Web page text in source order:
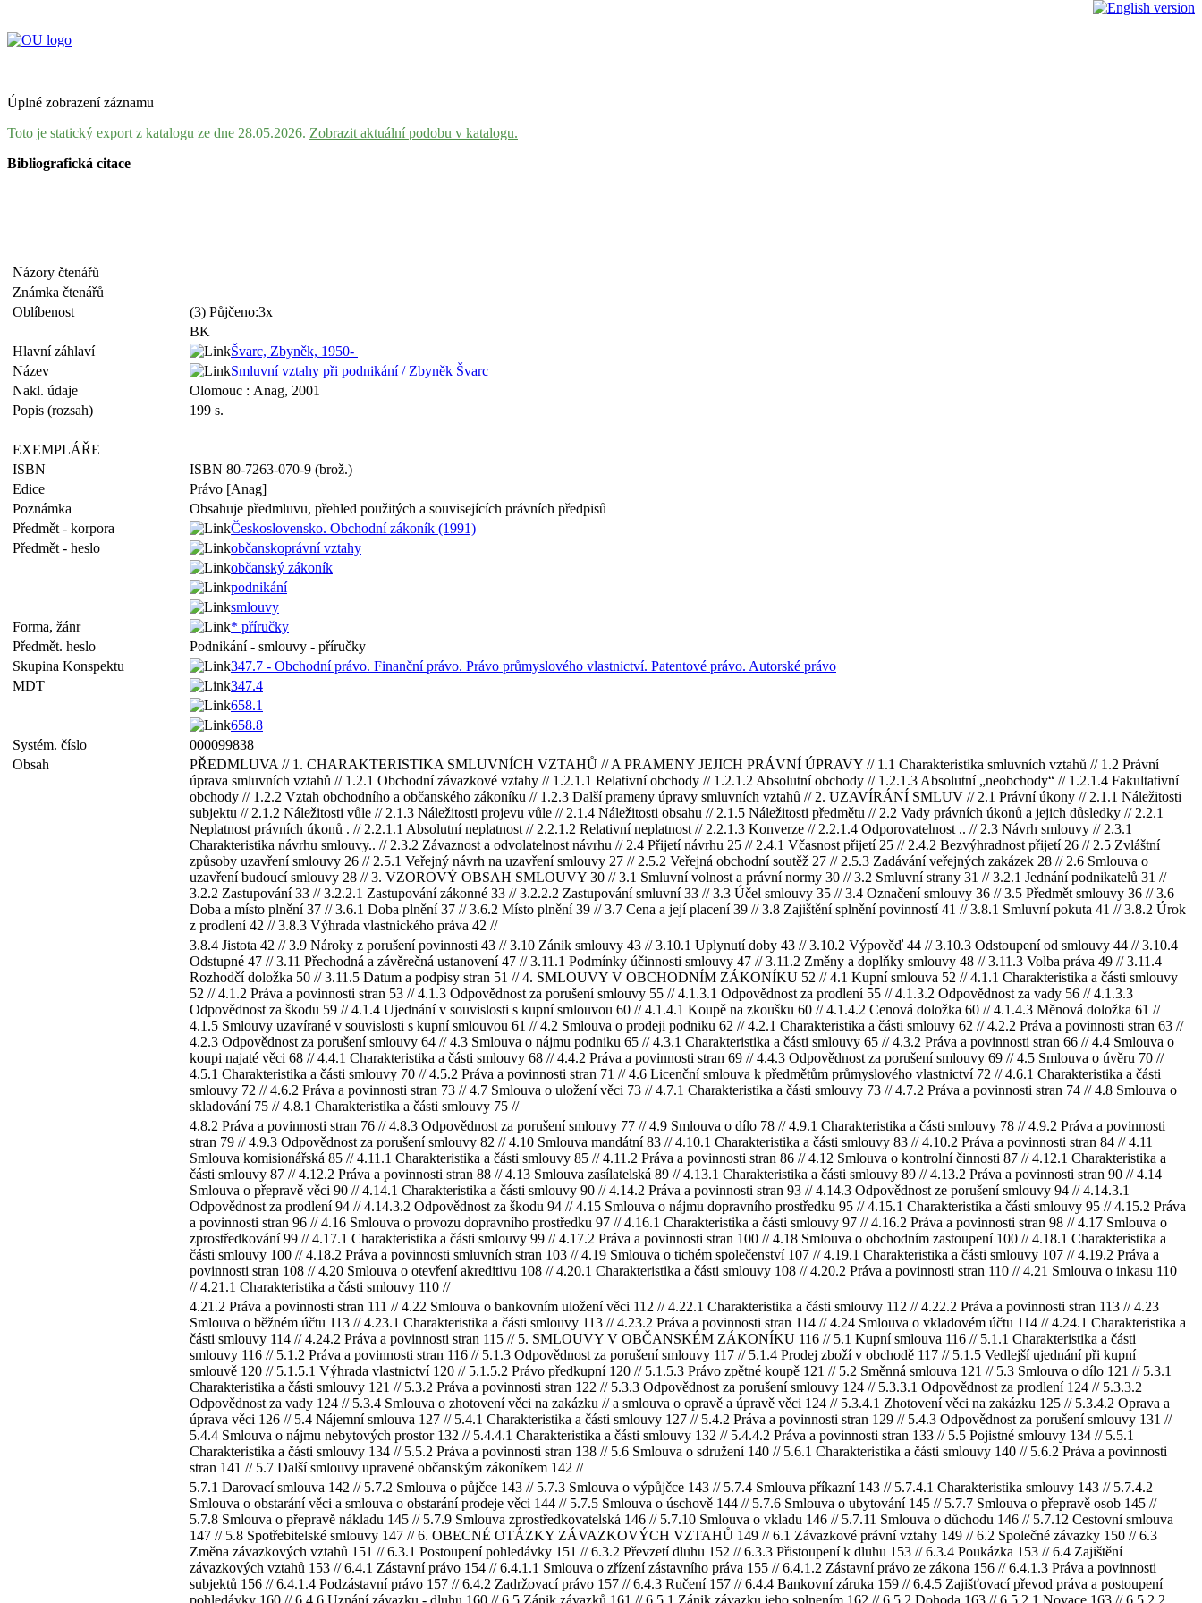
Úplné zobrazení záznamu
Toto je statický export z katalogu ze dne 28.05.2026. Zobrazit aktuální podobu v katalogu.
Bibliografická citace
Názory čtenářů
Známka čtenářů
Oblíbenost
(3) Půjčeno:3x
BK
Hlavní záhlaví
Švarc, Zbyněk, 1950-
Název
Smluvní vztahy při podnikání / Zbyněk Švarc
Nakl. údaje
Olomouc : Anag, 2001
Popis (rozsah)
199 s.
EXEMPLÁŘE
ISBN
ISBN 80-7263-070-9 (brož.)
Edice
Právo [Anag]
Poznámka
Obsahuje předmluvu, přehled použitých a souvisejících právních předpisů
Předmět - korpora
Československo. Obchodní zákoník (1991)
Předmět - heslo
občanskoprávní vztahy
občanský zákoník
podnikání
smlouvy
Forma, žánr
* příručky
Předmět. heslo
Podnikání - smlouvy - příručky
Skupina Konspektu
347.7 - Obchodní právo. Finanční právo. Právo průmyslového vlastnictví. Patentové právo. Autorské právo
MDT
347.4
658.1
658.8
Systém. číslo
000099838
Obsah
PŘEDMLUVA // 1. CHARAKTERISTIKA SMLUVNÍCH VZTAHŮ // A PRAMENY JEJICH PRÁVNÍ ÚPRAVY // 1.1 Charakteristika smluvních vztahů // 1.2 Právní
úprava smluvních vztahů // 1.2.1 Obchodní závazkové vztahy // 1.2.1.1 Relativní obchody // 1.2.1.2 Absolutní obchody // 1.2.1.3 Absolutní „neobchody“ // 1.2.1.4 Fakultativní
obchody // 1.2.2 Vztah obchodního a občanského zákoníku // 1.2.3 Další prameny úpravy smluvních vztahů // 2. UZAVÍRÁNÍ SMLUV // 2.1 Právní úkony // 2.1.1 Náležitosti
subjektu // 2.1.2 Náležitosti vůle // 2.1.3 Náležitosti projevu vůle // 2.1.4 Náležitosti obsahu // 2.1.5 Náležitosti předmětu // 2.2 Vady právních úkonů a jejich důsledky // 2.2.1
Neplatnost právních úkonů . // 2.2.1.1 Absolutní neplatnost // 2.2.1.2 Relativní neplatnost // 2.2.1.3 Konverze // 2.2.1.4 Odporovatelnost .. // 2.3 Návrh smlouvy // 2.3.1
Charakteristika návrhu smlouvy.. // 2.3.2 Závaznost a odvolatelnost návrhu // 2.4 Přijetí návrhu 25 // 2.4.1 Včasnost přijetí 25 // 2.4.2 Bezvýhradnost přijetí 26 // 2.5 Zvláštní
způsoby uzavření smlouvy 26 // 2.5.1 Veřejný návrh na uzavření smlouvy 27 // 2.5.2 Veřejná obchodní soutěž 27 // 2.5.3 Zadávání veřejných zakázek 28 // 2.6 Smlouva o
uzavření budoucí smlouvy 28 // 3. VZOROVÝ OBSAH SMLOUVY 30 // 3.1 Smluvní volnost a právní normy 30 // 3.2 Smluvní strany 31 // 3.2.1 Jednání podnikatelů 31 //
3.2.2 Zastupování 33 // 3.2.2.1 Zastupování zákonné 33 // 3.2.2.2 Zastupování smluvní 33 // 3.3 Účel smlouvy 35 // 3.4 Označení smlouvy 36 // 3.5 Předmět smlouvy 36 // 3.6
Doba a místo plnění 37 // 3.6.1 Doba plnění 37 // 3.6.2 Místo plnění 39 // 3.7 Cena a její placení 39 // 3.8 Zajištění splnění povinností 41 // 3.8.1 Smluvní pokuta 41 // 3.8.2 Úrok
z prodlení 42 // 3.8.3 Výhrada vlastnického práva 42 //
3.8.4 Jistota 42 // 3.9 Nároky z porušení povinnosti 43 // 3.10 Zánik smlouvy 43 // 3.10.1 Uplynutí doby 43 // 3.10.2 Výpověď 44 // 3.10.3 Odstoupení od smlouvy 44 // 3.10.4
Odstupné 47 // 3.11 Přechodná a závěrečná ustanovení 47 // 3.11.1 Podmínky účinnosti smlouvy 47 // 3.11.2 Změny a doplňky smlouvy 48 // 3.11.3 Volba práva 49 // 3.11.4
Rozhodčí doložka 50 // 3.11.5 Datum a podpisy stran 51 // 4. SMLOUVY V OBCHODNÍM ZÁKONÍKU 52 // 4.1 Kupní smlouva 52 // 4.1.1 Charakteristika a části smlouvy
52 // 4.1.2 Práva a povinnosti stran 53 // 4.1.3 Odpovědnost za porušení smlouvy 55 // 4.1.3.1 Odpovědnost za prodlení 55 // 4.1.3.2 Odpovědnost za vady 56 // 4.1.3.3
Odpovědnost za škodu 59 // 4.1.4 Ujednání v souvislosti s kupní smlouvou 60 // 4.1.4.1 Koupě na zkoušku 60 // 4.1.4.2 Cenová doložka 60 // 4.1.4.3 Měnová doložka 61 //
4.1.5 Smlouvy uzavírané v souvislosti s kupní smlouvou 61 // 4.2 Smlouva o prodeji podniku 62 // 4.2.1 Charakteristika a části smlouvy 62 // 4.2.2 Práva a povinnosti stran 63 //
4.2.3 Odpovědnost za porušení smlouvy 64 // 4.3 Smlouva o nájmu podniku 65 // 4.3.1 Charakteristika a části smlouvy 65 // 4.3.2 Práva a povinnosti stran 66 // 4.4 Smlouva o
koupi najaté věci 68 // 4.4.1 Charakteristika a části smlouvy 68 // 4.4.2 Práva a povinnosti stran 69 // 4.4.3 Odpovědnost za porušení smlouvy 69 // 4.5 Smlouva o úvěru 70 //
4.5.1 Charakteristika a části smlouvy 70 // 4.5.2 Práva a povinnosti stran 71 // 4.6 Licenční smlouva k předmětům průmyslového vlastnictví 72 // 4.6.1 Charakteristika a části
smlouvy 72 // 4.6.2 Práva a povinnosti stran 73 // 4.7 Smlouva o uložení věci 73 // 4.7.1 Charakteristika a části smlouvy 73 // 4.7.2 Práva a povinnosti stran 74 // 4.8 Smlouva o
skladování 75 // 4.8.1 Charakteristika a části smlouvy 75 //
4.8.2 Práva a povinnosti stran 76 // 4.8.3 Odpovědnost za porušení smlouvy 77 // 4.9 Smlouva o dílo 78 // 4.9.1 Charakteristika a části smlouvy 78 // 4.9.2 Práva a povinnosti
stran 79 // 4.9.3 Odpovědnost za porušení smlouvy 82 // 4.10 Smlouva mandátní 83 // 4.10.1 Charakteristika a části smlouvy 83 // 4.10.2 Práva a povinnosti stran 84 // 4.11
Smlouva komisionářská 85 // 4.11.1 Charakteristika a části smlouvy 85 // 4.11.2 Práva a povinnosti stran 86 // 4.12 Smlouva o kontrolní činnosti 87 // 4.12.1 Charakteristika a
části smlouvy 87 // 4.12.2 Práva a povinnosti stran 88 // 4.13 Smlouva zasílatelská 89 // 4.13.1 Charakteristika a části smlouvy 89 // 4.13.2 Práva a povinnosti stran 90 // 4.14
Smlouva o přepravě věci 90 // 4.14.1 Charakteristika a části smlouvy 90 // 4.14.2 Práva a povinnosti stran 93 // 4.14.3 Odpovědnost ze porušení smlouvy 94 // 4.14.3.1
Odpovědnost za prodlení 94 // 4.14.3.2 Odpovědnost za škodu 94 // 4.15 Smlouva o nájmu dopravního prostředku 95 // 4.15.1 Charakteristika a části smlouvy 95 // 4.15.2 Práva
a povinnosti stran 96 // 4.16 Smlouva o provozu dopravního prostředku 97 // 4.16.1 Charakteristika a části smlouvy 97 // 4.16.2 Práva a povinnosti stran 98 // 4.17 Smlouva o
zprostředkování 99 // 4.17.1 Charakteristika a části smlouvy 99 // 4.17.2 Práva a povinnosti stran 100 // 4.18 Smlouva o obchodním zastoupení 100 // 4.18.1 Charakteristika a
části smlouvy 100 // 4.18.2 Práva a povinnosti smluvních stran 103 // 4.19 Smlouva o tichém společenství 107 // 4.19.1 Charakteristika a části smlouvy 107 // 4.19.2 Práva a
povinnosti stran 108 // 4.20 Smlouva o otevření akreditivu 108 // 4.20.1 Charakteristika a části smlouvy 108 // 4.20.2 Práva a povinnosti stran 110 // 4.21 Smlouva o inkasu 110
// 4.21.1 Charakteristika a části smlouvy 110 //
4.21.2 Práva a povinnosti stran 111 // 4.22 Smlouva o bankovním uložení věci 112 // 4.22.1 Charakteristika a části smlouvy 112 // 4.22.2 Práva a povinnosti stran 113 // 4.23
Smlouva o běžném účtu 113 // 4.23.1 Charakteristika a části smlouvy 113 // 4.23.2 Práva a povinnosti stran 114 // 4.24 Smlouva o vkladovém účtu 114 // 4.24.1 Charakteristika a
části smlouvy 114 // 4.24.2 Práva a povinnosti stran 115 // 5. SMLOUVY V OBČANSKÉM ZÁKONÍKU 116 // 5.1 Kupní smlouva 116 // 5.1.1 Charakteristika a části
smlouvy 116 // 5.1.2 Práva a povinnosti stran 116 // 5.1.3 Odpovědnost za porušení smlouvy 117 // 5.1.4 Prodej zboží v obchodě 117 // 5.1.5 Vedlejší ujednání při kupní
smlouvě 120 // 5.1.5.1 Výhrada vlastnictví 120 // 5.1.5.2 Právo předkupní 120 // 5.1.5.3 Právo zpětné koupě 121 // 5.2 Směnná smlouva 121 // 5.3 Smlouva o dílo 121 // 5.3.1
Charakteristika a části smlouvy 121 // 5.3.2 Práva a povinnosti stran 122 // 5.3.3 Odpovědnost za porušení smlouvy 124 // 5.3.3.1 Odpovědnost za prodlení 124 // 5.3.3.2
Odpovědnost za vady 124 // 5.3.4 Smlouva o zhotovení věci na zakázku // a smlouva o opravě a úpravě věci 124 // 5.3.4.1 Zhotovení věci na zakázku 125 // 5.3.4.2 Oprava a
úprava věci 126 // 5.4 Nájemní smlouva 127 // 5.4.1 Charakteristika a části smlouvy 127 // 5.4.2 Práva a povinnosti stran 129 // 5.4.3 Odpovědnost za porušení smlouvy 131 //
5.4.4 Smlouva o nájmu nebytových prostor 132 // 5.4.4.1 Charakteristika a části smlouvy 132 // 5.4.4.2 Práva a povinnosti stran 133 // 5.5 Pojistné smlouvy 134 // 5.5.1
Charakteristika a části smlouvy 134 // 5.5.2 Práva a povinnosti stran 138 // 5.6 Smlouva o sdružení 140 // 5.6.1 Charakteristika a části smlouvy 140 // 5.6.2 Práva a povinnosti
stran 141 // 5.7 Další smlouvy upravené občanským zákoníkem 142 //
5.7.1 Darovací smlouva 142 // 5.7.2 Smlouva o půjčce 143 // 5.7.3 Smlouva o výpůjčce 143 // 5.7.4 Smlouva příkazní 143 // 5.7.4.1 Charakteristika smlouvy 143 // 5.7.4.2
Smlouva o obstarání věci a smlouva o obstarání prodeje věci 144 // 5.7.5 Smlouva o úschově 144 // 5.7.6 Smlouva o ubytování 145 // 5.7.7 Smlouva o přepravě osob 145 //
5.7.8 Smlouva o přepravě nákladu 145 // 5.7.9 Smlouva zprostředkovatelská 146 // 5.7.10 Smlouva o vkladu 146 // 5.7.11 Smlouva o důchodu 146 // 5.7.12 Cestovní smlouva
147 // 5.8 Spotřebitelské smlouvy 147 // 6. OBECNÉ OTÁZKY ZÁVAZKOVÝCH VZTAHŮ 149 // 6.1 Závazkové právní vztahy 149 // 6.2 Společné závazky 150 // 6.3
Změna závazkových vztahů 151 // 6.3.1 Postoupení pohledávky 151 // 6.3.2 Převzetí dluhu 152 // 6.3.3 Přistoupení k dluhu 153 // 6.3.4 Poukázka 153 // 6.4 Zajištění
závazkových vztahů 153 // 6.4.1 Zástavní právo 154 // 6.4.1.1 Smlouva o zřízení zástavního práva 155 // 6.4.1.2 Zástavní právo ze zákona 156 // 6.4.1.3 Práva a povinnosti
subjektů 156 // 6.4.1.4 Podzástavní právo 157 // 6.4.2 Zadržovací právo 157 // 6.4.3 Ručení 157 // 6.4.4 Bankovní záruka 159 // 6.4.5 Zajišťovací převod práva a postoupení
pohledávky 160 // 6.4.6 Uznání závazku - dluhu 160 // 6.5 Zánik závazků 161 // 6.5.1 Zánik závazku jeho splnením 162 // 6.5.2 Dohoda 163 // 6.5.2.1 Novace 163 // 6.5.2.2